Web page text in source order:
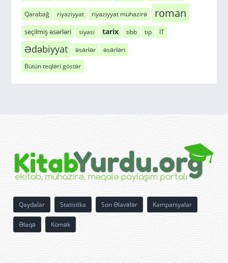
Qarabağ riyaziyyat riyaziyyat mühazirə roman
seçilmiş əsərləri siyasi tarix tibb tıp İT
Ədəbiyyat əsərlər
əsərləri
Bütün teqləri göstər
Qaydalar Statistika Son Əlavələr Kampaniyalar
Əlaqə Kömək